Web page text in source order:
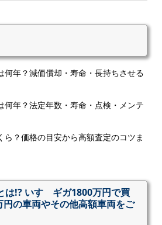
何年？減価償却・寿命・長持ちさせる
何年？法定年数・寿命・点検・メンテ
ら？価格の目安から高額査定のコツま
は!? いすゞギガ1800万円で買
の車両やその他高額車両をご